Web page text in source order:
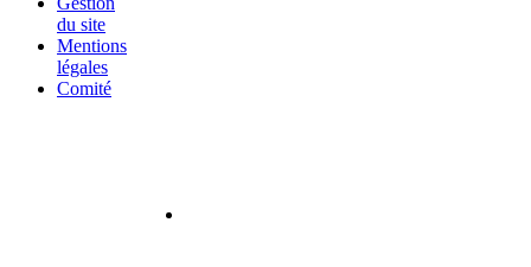
du site
Mentions
légales
Comité